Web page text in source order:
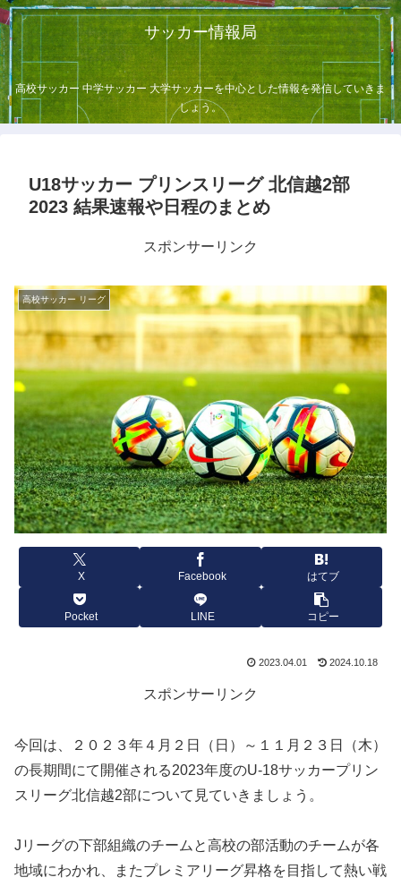
サッカー情報局
高校サッカー 中学サッカー 大学サッカーを中心とした情報を発信していきま
しょう。
U18サッカー プリンスリーグ 北信越2部
2023 結果速報や日程のまとめ
スポンサーリンク
高校サッカー リーグ
X Facebook はてブ
Pocket LINE コピー
2023.04.01 2024.10.18
スポンサーリンク
今回は、２０２３年４月２日（日）～１１月２３日（木）
の長期間にて開催される2023年度のU-18サッカープリン
スリーグ北信越2部について見ていきましょう。
Jリーグの下部組織のチームと高校の部活動のチームが各
地域にわかれ、またプレミアリーグ昇格を目指して熱い戦